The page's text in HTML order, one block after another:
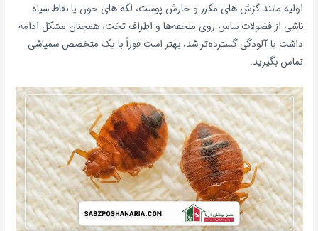
اولیه مانند گزش های مکرر و خارش پوست، لکه های خون یا نقاط سیاه
ناشی از فضولات ساس روی ملحفه‌ها و اطراف تخت، همچنان مشکل ادامه
داشت یا آلودگی گسترده‌تر شد، بهتر است فوراً با یک متخصص سمپاشی
تماس بگیرید.